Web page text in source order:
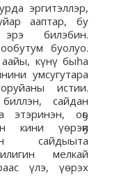
эргитэллэр,
ааптар, бу
эрэ билэбин.
буолуо.
аайы, күнү быһа
умсугутара
истии.
сайдан
этэринэн, оҕо
кини үөрэҕи
сайдыыта
мелкай
үлэ, үөрэх